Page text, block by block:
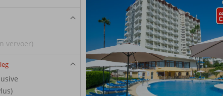
vervoer)